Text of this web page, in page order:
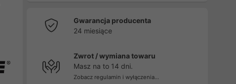
Gwarancja producenta
24 miesiące
Zwrot / wymiana towaru
Masz na to 14 dni.
Zobacz regulamin i wyłączenia...